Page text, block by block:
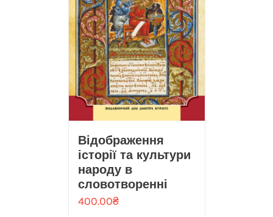
Відображення
історії та культури
народу в
словотворенні
400.00₴